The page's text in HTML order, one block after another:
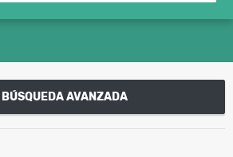
BÚSQUEDA AVANZADA